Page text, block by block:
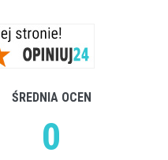
ŚREDNIA OCEN
0